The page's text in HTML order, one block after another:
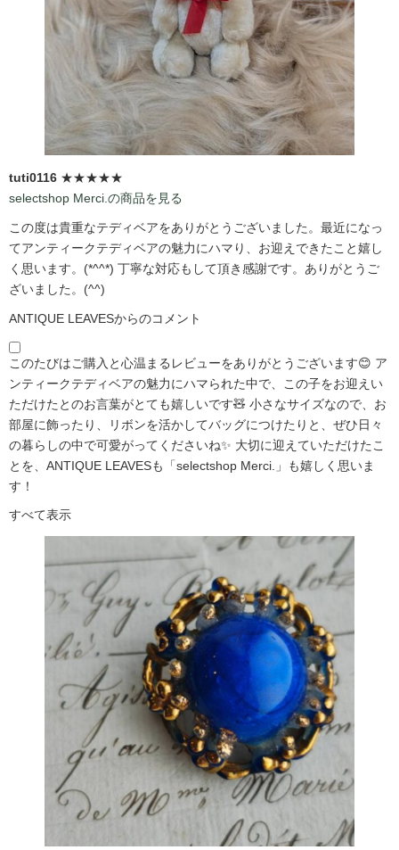
tuti0116 ★★★★★
selectshop Merci.の商品を見る
この度は貴重なテディベアをありがとうございました。最近になっ
てアンティークテディベアの魅力にハマり、お迎えできたこと嬉し
く思います。(*^^*) 丁寧な対応もして頂き感謝です。ありがとうご
ざいました。(^^)
ANTIQUE LEAVESからのコメント
このたびはご購入と心温まるレビューをありがとうございます😊 ア
ンティークテディベアの魅力にハマられた中で、この子をお迎えい
ただけたとのお言葉がとても嬉しいです🧸 小さなサイズなので、お
部屋に飾ったり、リボンを活かしてバッグにつけたりと、ぜひ日々
の暮らしの中で可愛がってくださいね✨ 大切に迎えていただけたこ
とを、ANTIQUE LEAVESも「selectshop Merci.」も嬉しく思いま
す！
すべて表示